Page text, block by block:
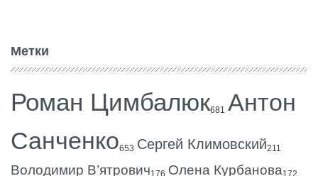
Метки
Роман Цимбалюк681 Антон
Санченко653 Сергей Климовский211
Володимир В’ятрович176 Олена Курбанова172